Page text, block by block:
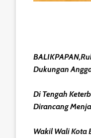
Dukungan
Di Tengah
Dirancang
Wakil Wali Kota